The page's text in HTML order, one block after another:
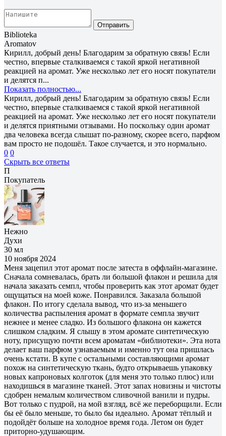
Отправить
Biblioteka
Aromatov
Кирилл, добрый день! Благодарим за обратную связь! Если
честно, впервые сталкиваемся с такой яркой негативной
реакцией на аромат. Уже несколько лет его носят покупатели
и делятся п...
Показать полностью...
Кирилл, добрый день! Благодарим за обратную связь! Если
честно, впервые сталкиваемся с такой яркой негативной
реакцией на аромат. Уже несколько лет его носят покупатели
и делятся приятными отзывами. Но поскольку один аромат
два человека всегда слышат по-разному, скорее всего, парфюм
вам просто не подошёл. Такое случается, и это нормально.
0 0
Скрыть все ответы
П
Покупатель
Нежно
Духи
30 мл
10 ноября 2024
Меня зацепил этот аромат после затеста в оффлайн-магазине.
Сначала сомневалась, брать ли большой флакон и решила для
начала заказать семпл, чтобы проверить как этот аромат будет
ощущаться на моей коже. Понравился. Заказала большой
флакон. По итогу сделала вывод, что из-за меньшего
количества распыления аромат в формате семпла звучит
нежнее и менее сладко. Из большого флакона он кажется
слишком сладким. Я слышу в этом аромате синтетическую
ноту, присущую почти всем ароматам «библиотеки». Эта нота
делает ваш парфюм узнаваемым и именно тут она пришлась
очень кстати. В купе с остальными составляющими аромат
похож на синтетическую ткань, будто открываешь упаковку
новых капроновых колготок (для меня это только плюс) или
находишься в магазине тканей. Этот запах новизны и чистоты
сдобрен немалым количеством сливочной ванили и пудры.
Вот только с пудрой, на мой взгляд, всё же переборщили. Если
бы её было меньше, то было бы идеально. Аромат тёплый и
подойдёт больше на холодное время года. Летом он будет
приторно-удушающим.